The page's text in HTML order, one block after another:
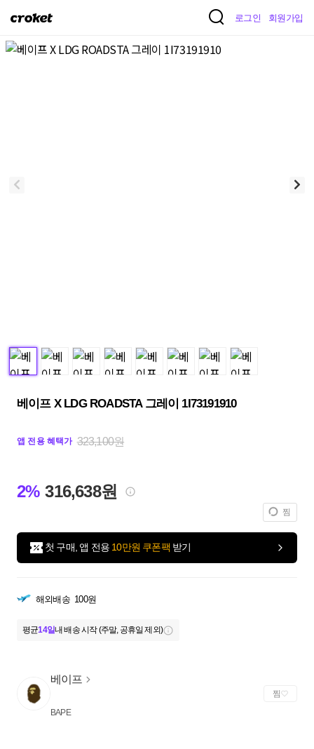
크
켓
로그인 회원가입
베이프 X LDG ROADSTA 그레이 1I73191910
앱 전용 혜택가 323,100원
2% 316,638원
찜
첫 구매, 앱 전용 10만원 쿠폰팩 받기
해외배송 100원
평균14일내 배송 시작 (주말, 공휴일 제외)
베이프
BAPE
찜